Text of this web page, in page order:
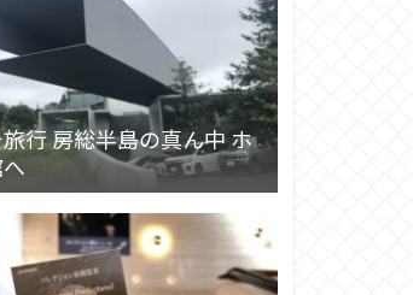
行 房総半島の真ん中 ホ